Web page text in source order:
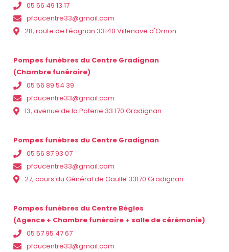
05 56 49 13 17
pfducentre33@gmail.com
28, route de Léognan 33140 Villenave d'Ornon
Pompes funèbres du Centre Gradignan
(Chambre funéraire)
05 56 89 54 39
pfducentre33@gmail.com
13, avenue de la Poterie 33 170 Gradignan
Pompes funèbres du Centre Gradignan
05 56 87 93 07
pfducentre33@gmail.com
27, cours du Général de Gaulle 33170 Gradignan
Pompes funèbres du Centre Bègles
(Agence + Chambre funéraire + salle de cérémonie)
05 57 95 47 67
pfducentre33@gmail.com